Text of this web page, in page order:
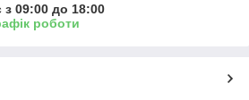
09:00 до 18:00
роботи